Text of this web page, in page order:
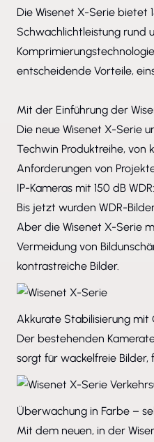
Die Wisenet X-Serie bietet
Schwachlichtleistung rund
entscheidende Vorteile,
Mit der Einführung der
Die neue Wisenet X-Serie
Techwin Produktreihe, von
Anforderungen von
IP-Kameras mit 150 dB
Bis jetzt wurden WDR-
Aber die Wisenet X-Serie
Vermeidung von
kontrastreiche Bilder.
Akkurate Stabilisierung mit
Der bestehenden
sorgt für wackelfreie
Überwachung in Farbe –
Mit dem neuen, in der